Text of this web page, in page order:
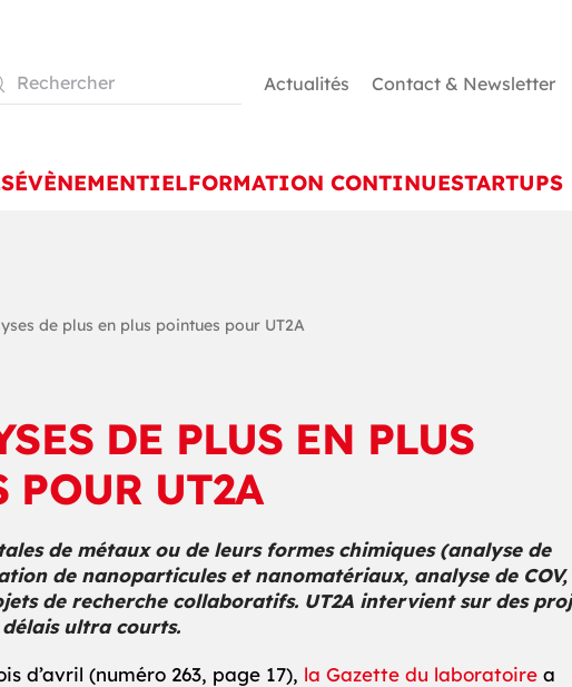
Actualités Contact & Newsletter
ÉVÈNEMENTIELFORMATION CONTINUESTARTUPS
de plus en plus pointues pour UT2A
DE PLUS EN PLUS
POUR UT2A
de métaux ou de leurs formes chimiques (analyse de
de nanoparticules et nanomatériaux, analyse de COV,
de recherche collaboratifs. UT2A intervient sur des
délais ultra courts.
d’avril (numéro 263, page 17), la Gazette du laboratoire a